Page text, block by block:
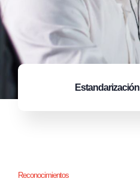
Estandarización
Reconocimientos